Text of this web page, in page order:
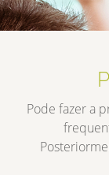
Pode fazer a